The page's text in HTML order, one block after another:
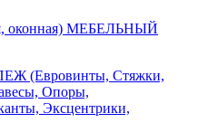
оконная) МЕБЕЛЬНЫЙ
(Евровинты, Стяжки,
Опоры,
Эксцентрики,